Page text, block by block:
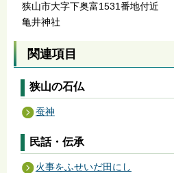
狭山市大字下奥富1531番地付近
亀井神社
関連項目
狭山の石仏
蚕神
民話・伝承
火事をふせいだ田にし